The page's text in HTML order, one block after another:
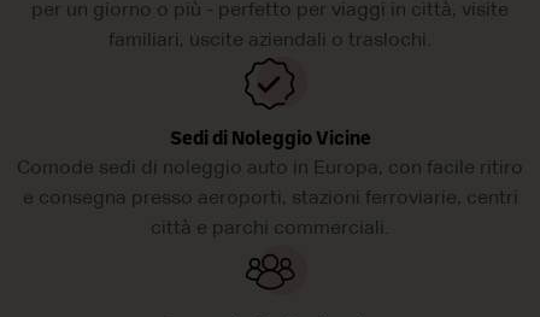
per un giorno o più - perfetto per viaggi in città, visite
familiari, uscite aziendali o traslochi.
Sedi di Noleggio Vicine
Comode sedi di noleggio auto in Europa, con facile ritiro
e consegna presso aeroporti, stazioni ferroviarie, centri
città e parchi commerciali.